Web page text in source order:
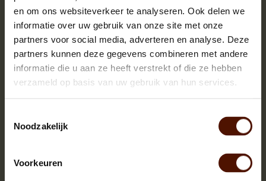
en om ons websiteverkeer te analyseren. Ook delen we
informatie over uw gebruik van onze site met onze
partners voor social media, adverteren en analyse. Deze
partners kunnen deze gegevens combineren met andere
informatie die u aan ze heeft verstrekt of die ze hebben
verzameld op basis van uw gebruik van hun services.
Noodzakelijk
Voorkeuren